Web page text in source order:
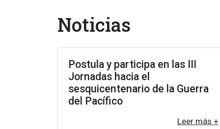
Noticias
Postula y participa en las III
Jornadas hacia el
sesquicentenario de la Guerra
del Pacífico
Leer más +